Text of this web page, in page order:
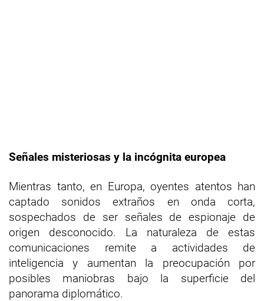
Señales misteriosas y la incógnita europea
Mientras tanto, en Europa, oyentes atentos han
captado sonidos extraños en onda corta,
sospechados de ser señales de espionaje de
origen desconocido. La naturaleza de estas
comunicaciones remite a actividades de
inteligencia y aumentan la preocupación por
posibles maniobras bajo la superficie del
panorama diplomático.